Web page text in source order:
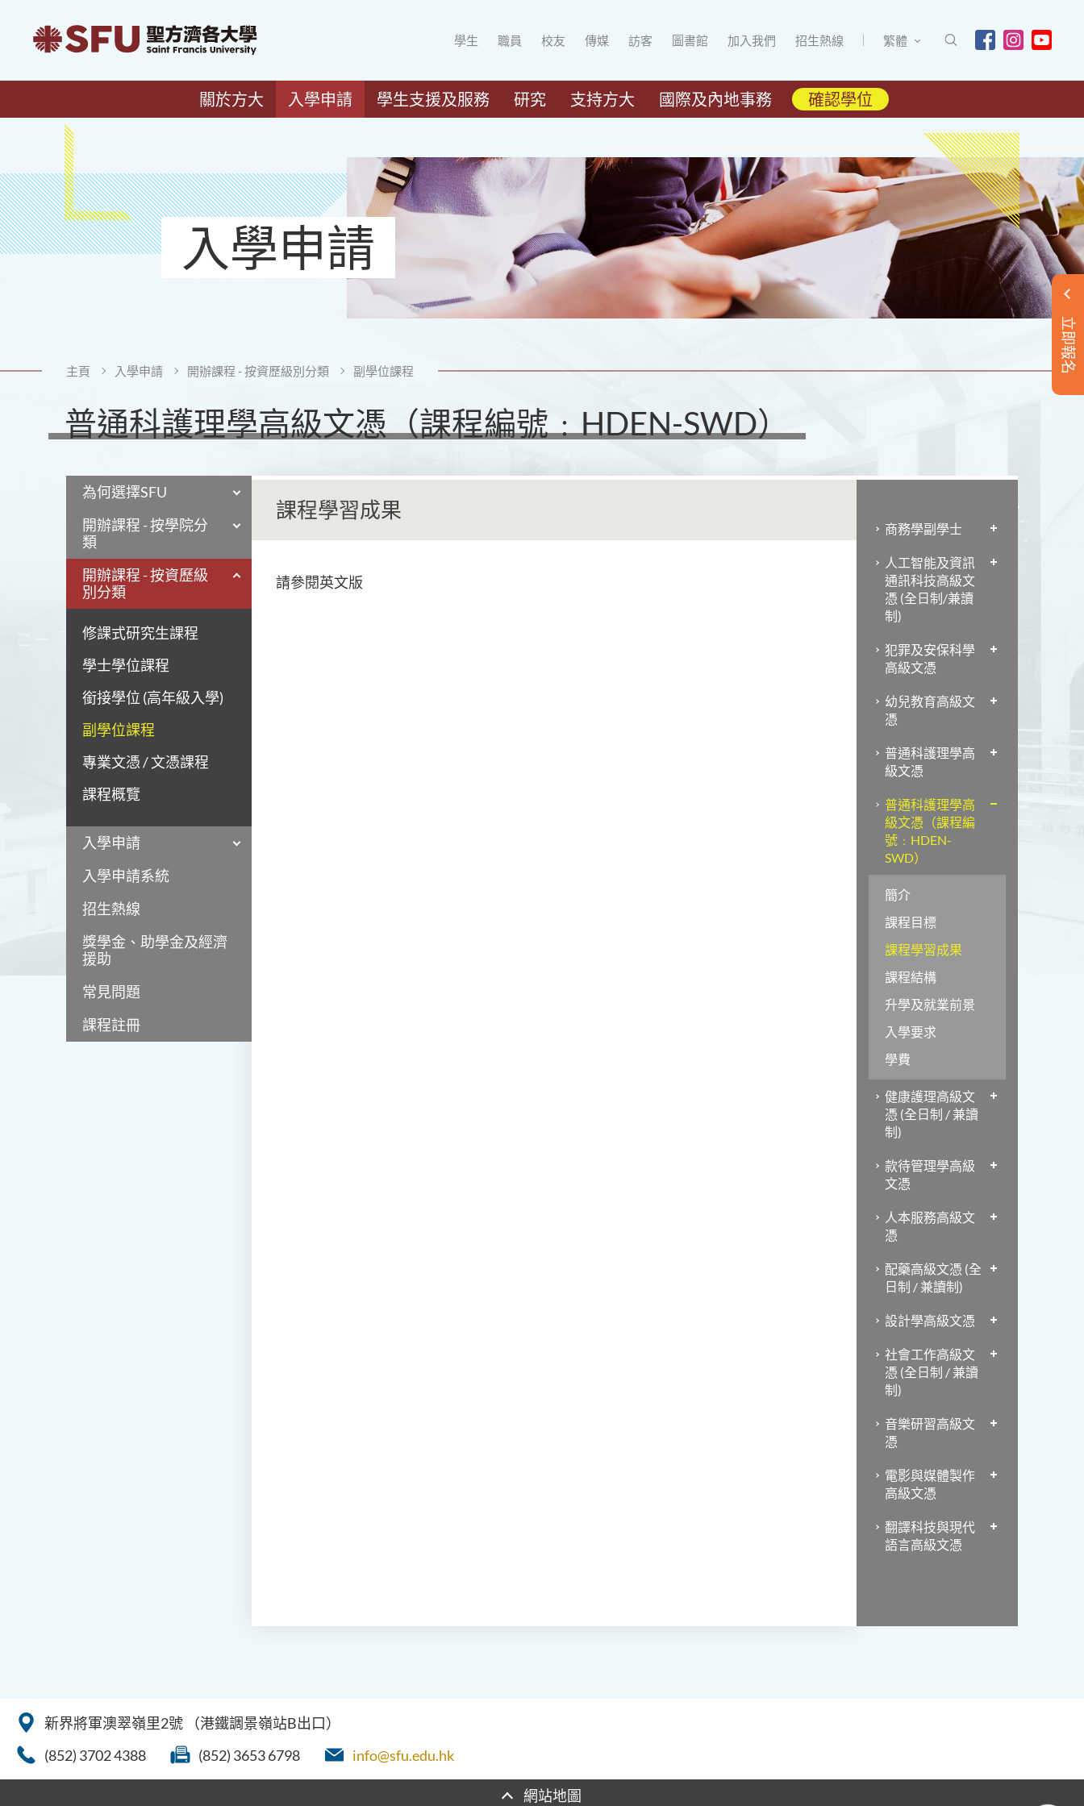
學生 職員 校友 傳媒 訪客 圖書館 加入我們 招生熱線 繁體
關於方大 入學申請 學生支援及服務 研究 支持方大 國際及內地事務 確認學位
立即報名
入學申請
主頁 入學申請 開辦課程 - 按資歷級別分類 副學位課程
普通科護理學高級文憑（課程編號﹕HDEN-SWD）
為何選擇SFU
開辦課程 - 按學院分
類
開辦課程 - 按資歷級
別分類
修課式研究生課程
學士學位課程
銜接學位 (高年級入學)
副學位課程
專業文憑 / 文憑課程
課程概覽
入學申請
入學申請系統
招生熱線
獎學金、助學金及經濟
援助
常見問題
課程註冊
課程學習成果
請參閱英文版
商務學副學士
人工智能及資訊
通訊科技高級文
憑 (全日制/兼讀
制)
犯罪及安保科學
高級文憑
幼兒教育高級文
憑
普通科護理學高
級文憑
普通科護理學高
級文憑（課程編
號﹕HDEN-
SWD）
簡介
課程目標
課程學習成果
課程結構
升學及就業前景
入學要求
學費
健康護理高級文
憑 (全日制 / 兼讀
制)
款待管理學高級
文憑
人本服務高級文
憑
配藥高級文憑 (全
日制 / 兼讀制)
設計學高級文憑
社會工作高級文
憑 (全日制 / 兼讀
制)
音樂研習高級文
憑
電影與媒體製作
高級文憑
翻譯科技與現代
語言高級文憑
新界將軍澳翠嶺里2號
（港鐵調景嶺站B出口）
(852) 3702 4388
(852) 3653 6798 info@sfu.edu.hk
網站地圖